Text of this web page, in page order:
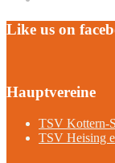
Like us on
Hauptvereine
TSV Kottern-
TSV Heising